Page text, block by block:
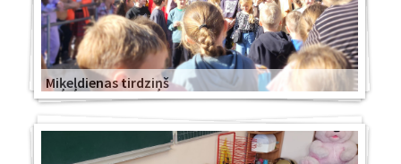
Miķeļdienas tirdziņš